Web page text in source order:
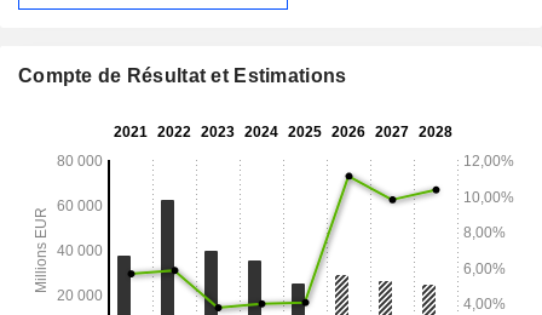
Compte de Résultat et Estimations